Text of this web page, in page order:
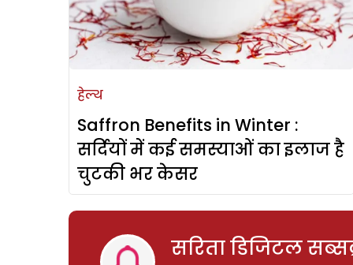
हेल्थ
Saffron Benefits in Winter :
सर्दियों में कई समस्याओं का इलाज है
चुटकी भर केसर
सरिता डिजिटल